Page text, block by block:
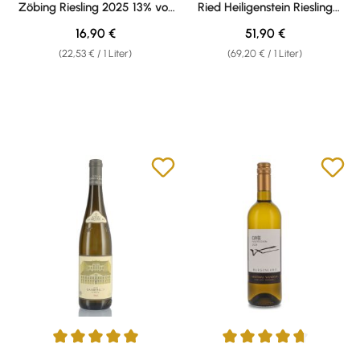
Zöbing Riesling 2025 13% vol.
0,75l
(22,53 € / 1 Liter)
Regulärer Preis:
16,90 €
Ried Heiligenstein Riesling
2022 13,5% vol. 0,75l
(69,20 € / 1 Liter)
Regulärer Preis:
51,90 €